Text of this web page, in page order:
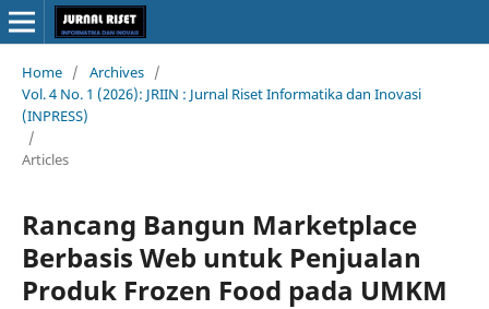
Home / Archives /
Vol. 4 No. 1 (2026): JRIIN : Jurnal Riset Informatika dan Inovasi
(INPRESS)
/
Articles
Rancang Bangun Marketplace
Berbasis Web untuk Penjualan
Produk Frozen Food pada UMKM